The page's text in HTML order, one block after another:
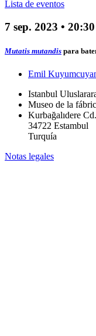
Lista de eventos
7 sep. 2023 • 20:30
Mutatis mutandis para
Emil
Istanbul
Museo de la
Kurbağalıdere
34722 Estambul
Turquía
Notas legales